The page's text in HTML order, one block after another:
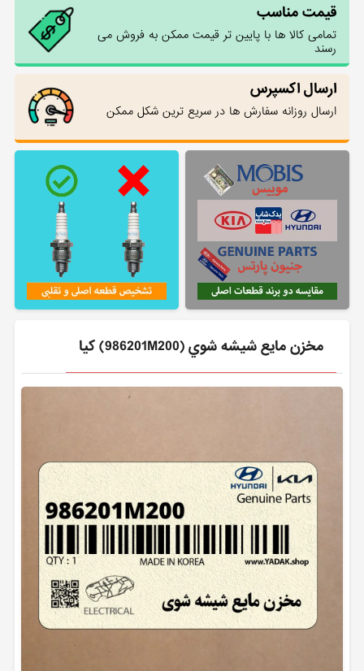
قیمت مناسب
تمامی کالا ها با پایین تر قیمت ممکن به فروش می
رسند
ارسال اکسپرس
ارسال روزانه سفارش ها در سریع ترین شکل ممکن
مخزن مايع شيشه شوي (986201M200) کیا